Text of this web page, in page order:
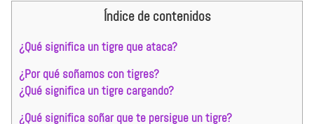
Índice de contenidos
¿Qué significa un tigre que ataca?
¿Por qué soñamos con tigres?
¿Qué significa un tigre cargando?
¿Qué significa soñar que te persigue un tigre?